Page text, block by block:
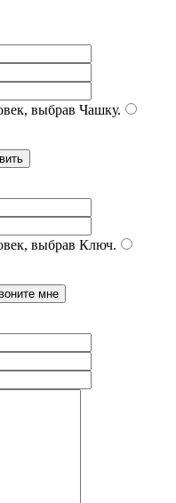
выбрав Чашку.
выбрав Ключ.